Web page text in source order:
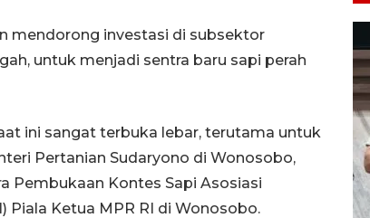
mendorong investasi di subsektor
untuk menjadi sentra baru sapi perah
ini sangat terbuka lebar, terutama untuk
Pertanian Sudaryono di Wonosobo,
Pembukaan Kontes Sapi Asosiasi
Piala Ketua MPR RI di Wonosobo.